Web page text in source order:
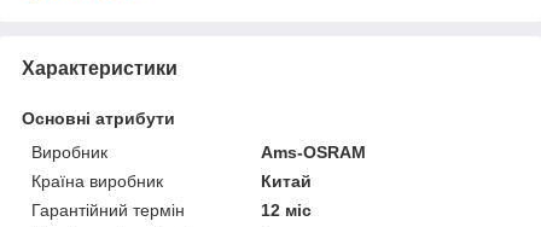
Характеристики
Основні атрибути
Виробник
Ams-OSRAM
Країна виробник
Китай
Гарантійний термін
12 міс